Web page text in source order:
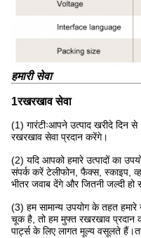
हमारी सेवा
1रखरखाव सेवा
(1) गारंटीःआपने उत्पाद खरीदे दिन
रखरखाव सेवा प्रदान करेंगे।
(2) यदि आपको हमारे उत्पादों का
संपर्क करें टेलीफोन, फैक्स, स्काइप,
भीतर जवाब देंगे और जितनी जल्दी
(3) हम सामान्य उपयोग के तहत हमारे
चूक है, तो हम मुफ्त रखरखाव प्रदान
पार्ट्स के लिए लागत मूल्य वसूलते